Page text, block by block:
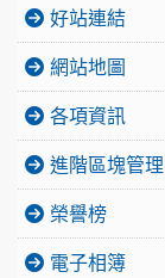
好站連結
網站地圖
各項資訊
進階區塊管理
榮譽榜
電子相簿